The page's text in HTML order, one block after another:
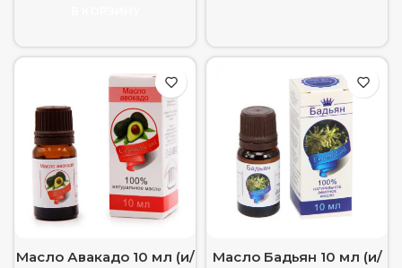
Масло Авакадо 10 мл (и/
Масло Бадьян 10 мл (и/